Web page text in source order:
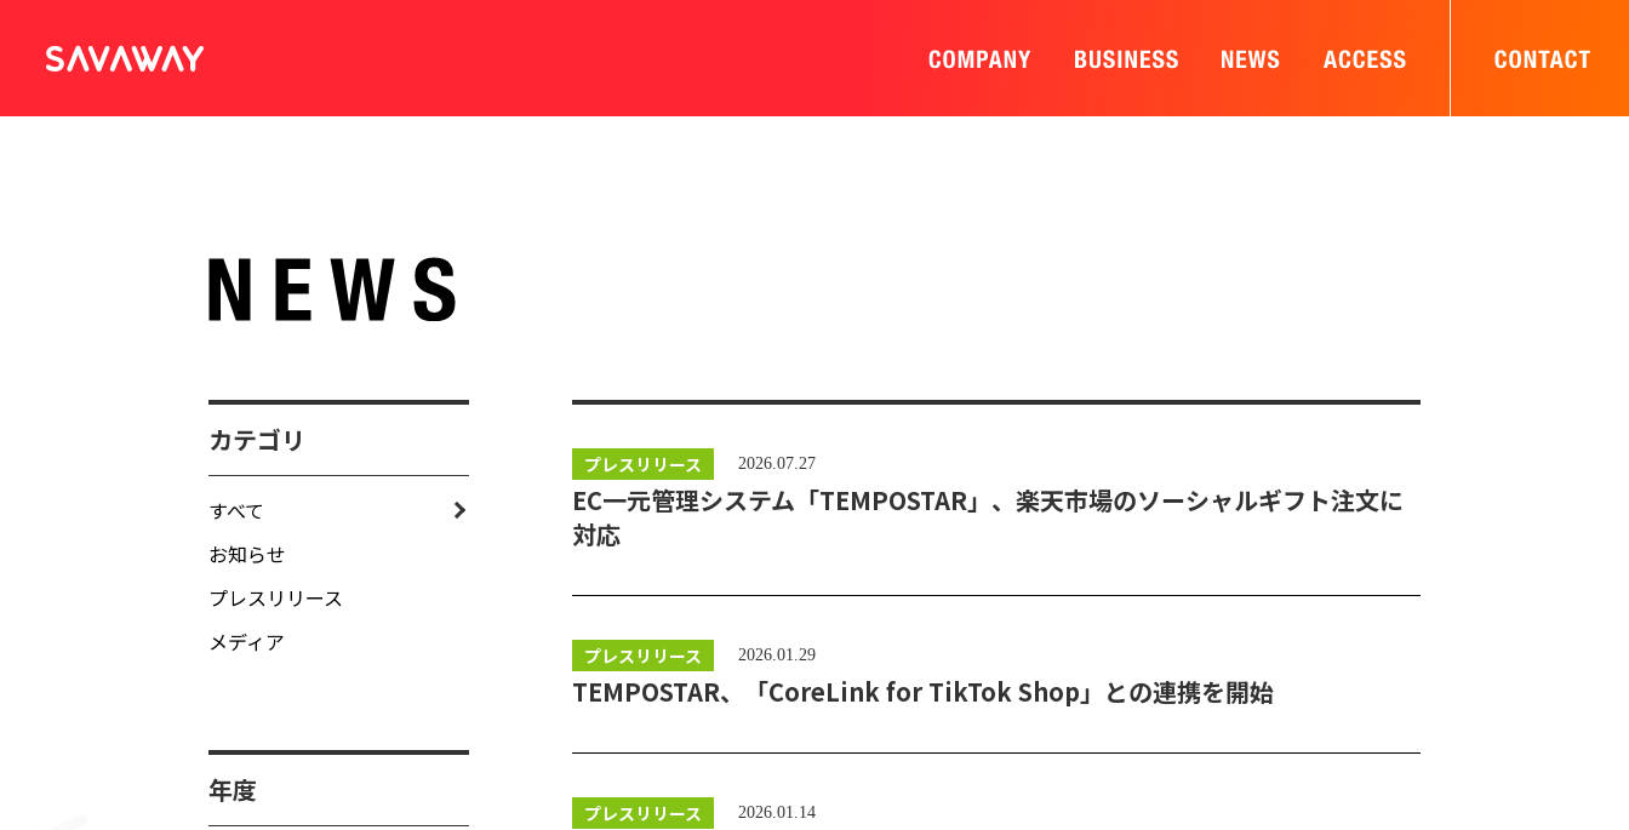
カテゴリ
すべて
お知らせ
プレスリリース
メディア
年度
プレスリリース 2026.07.27
EC一元管理システム「TEMPOSTAR」、楽天市場のソーシャルギフト注文に
対応
プレスリリース 2026.01.29
TEMPOSTAR、「CoreLink for TikTok Shop」との連携を開始
プレスリリース 2026.01.14